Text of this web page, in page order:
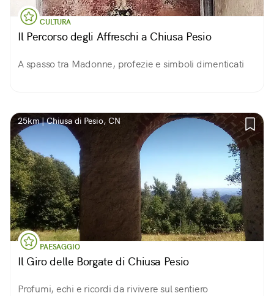
CULTURA
Il Percorso degli Affreschi a Chiusa Pesio
A spasso tra Madonne, profezie e simboli dimenticati
25km | Chiusa di Pesio, CN
PAESAGGIO
Il Giro delle Borgate di Chiusa Pesio
Profumi, echi e ricordi da rivivere sul sentiero